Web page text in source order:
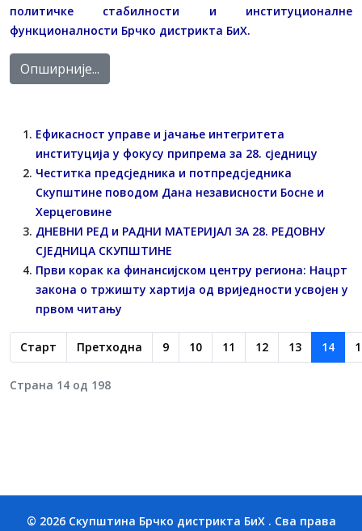
политичке стабилности и институционалне
функционалности Брчко дистрикта БиХ.
Опширније...
Ефикасност управе и јачање интегритета
институција у фокусу припрема за 28. сједницу
Честитка предсједника и потпредсједника
Скупштине поводом Дана независности Босне и
Херцеговине
ДНЕВНИ РЕД и РАДНИ МАТЕРИЈАЛ ЗА 28. РЕДОВНУ
СЈЕДНИЦA СКУПШТИНЕ
Први корак ка финансијском центру региона: Нацрт
закона о тржишту хартија од вриједности усвојен у
првом читању
Старт Претходна 9 10 11 12 13 14
Страна 14 од 198
© 2026 Скупштина Брчко дистрикта БиХ . Сва права